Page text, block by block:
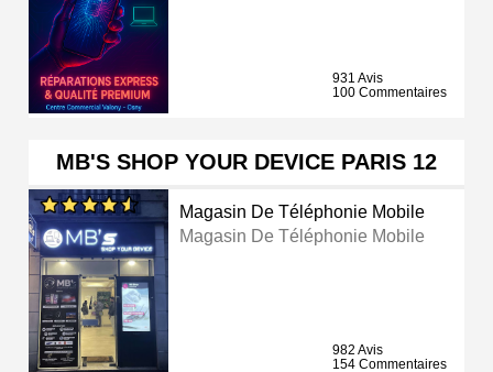
931 Avis
100 Commentaires
MB'S SHOP YOUR DEVICE PARIS 12
Magasin De Téléphonie Mobile
Magasin De Téléphonie Mobile
982 Avis
154 Commentaires